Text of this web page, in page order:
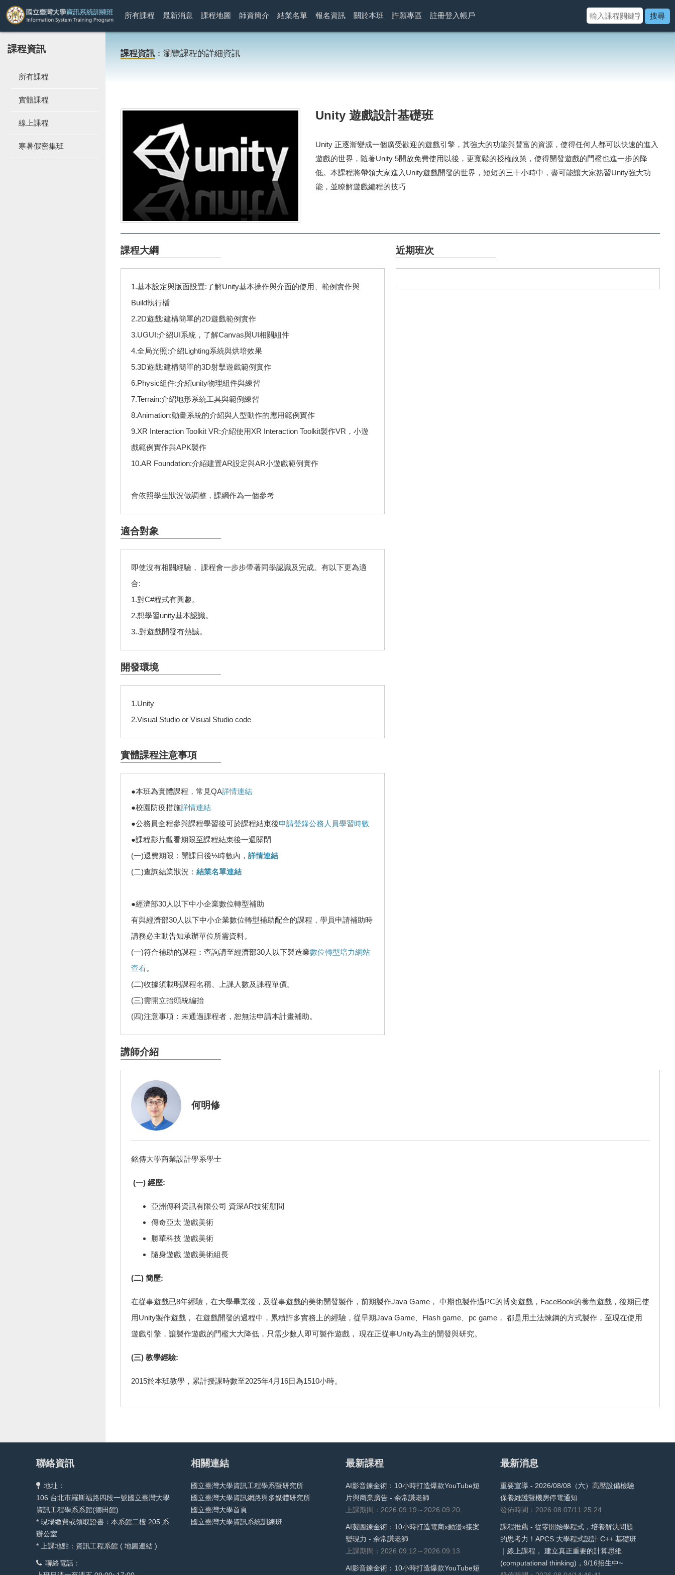
所有課程 最新消息 課程地圖 師資簡介 結業名單 報名資訊 關於本班 許願專區 註冊登入帳戶 搜尋
課程資訊
所有課程
實體課程
線上課程
寒暑假密集班
課程資訊 ：瀏覽課程的詳細資訊
Unity 遊戲設計基礎班
Unity 正逐漸變成一個廣受歡迎的遊戲引擎，其強大的功能與豐富的資源，使得任何人都可以快速的進入
遊戲的世界，隨著Unity 5開放免費使用以後，更寬鬆的授權政策，使得開發遊戲的門檻也進一步的降
低。本課程將帶領大家進入Unity遊戲開發的世界，短短的三十小時中，盡可能讓大家熟習Unity強大功
能，並瞭解遊戲編程的技巧
課程大綱
1.基本設定與版面設置:了解Unity基本操作與介面的使用、範例實作與
Build執行檔
2.2D遊戲:建構簡單的2D遊戲範例實作
3.UGUI:介紹UI系統，了解Canvas與UI相關組件
4.全局光照:介紹Lighting系統與烘培效果
5.3D遊戲:建構簡單的3D射擊遊戲範例實作
6.Physic組件:介紹unity物理組件與練習
7.Terrain:介紹地形系統工具與範例練習
8.Animation:動畫系統的介紹與人型動作的應用範例實作
9.XR Interaction Toolkit VR:介紹使用XR Interaction Toolkit製作VR，小遊
戲範例實作與APK製作
10.AR Foundation:介紹建置AR設定與AR小遊戲範例實作
會依照學生狀況做調整，課綱作為一個參考
適合對象
即使沒有相關經驗， 課程會一步步帶著同學認識及完成。有以下更為適
合:
1.對C#程式有興趣。
2.想學習unity基本認識。
3..對遊戲開發有熱誠。
開發環境
1.Unity
2.Visual Studio or Visual Studio code
實體課程注意事項
●本班為實體課程，常見QA詳情連結
●校園防疫措施詳情連結
●公務員全程參與課程學習後可於課程結束後申請登錄公務人員學習時數
●課程影片觀看期限至課程結束後一週關閉
(一)退費期限：開課日後⅓時數內， 詳情連結
(二)查詢結業狀況： 結業名單連結
●經濟部30人以下中小企業數位轉型補助
有與經濟部30人以下中小企業數位轉型補助配合的課程，學員申請補助時
請務必主動告知承辦單位所需資料。
(一)符合補助的課程：查詢請至經濟部30人以下製造業數位轉型培力網站
查看。
(二)收據須載明課程名稱、上課人數及課程單價。
(三)需開立抬頭統編抬
(四)注意事項：未通過課程者，恕無法申請本計畫補助。
近期班次
講師介紹
何明修
銘傳大學商業設計學系學士
(一) 經歷:
亞洲傳科資訊有限公司 資深AR技術顧問
傳奇亞太 遊戲美術
勝華科技 遊戲美術
隨身遊戲 遊戲美術組長
(二) 簡歷:
在從事遊戲已8年經驗，在大學畢業後，及從事遊戲的美術開發製作，前期製作Java Game， 中期也製作過PC的博奕遊戲，FaceBook的養魚遊戲，後期已使
用Unity製作遊戲， 在遊戲開發的過程中，累積許多實務上的經驗，從早期Java Game、Flash game、pc game， 都是用土法煉鋼的方式製作，至現在使用
遊戲引擎，讓製作遊戲的門檻大大降低，只需少數人即可製作遊戲， 現在正從事Unity為主的開發與研究。
(三) 教學經驗:
2015於本班教學，累計授課時數至2025年4月16日為1510小時。
聯絡資訊
地址：
106 台北市羅斯福路四段一號國立臺灣大學
資訊工程學系系館(德田館)
* 現場繳費或領取證書：本系館二樓 205 系
辦公室
* 上課地點：資訊工程系館 ( 地圖連結 )
聯絡電話：
相關連結
國立臺灣大學資訊工程學系暨研究所
國立臺灣大學資訊網路與多媒體研究所
國立臺灣大學首頁
國立臺灣大學資訊系統訓練班
最新課程
AI影音鍊金術：10小時打造爆款YouTube短
片與商業廣告 - 余常謙老師
上課期間：2026.09.19～2026.09.20
AI製圖鍊金術：10小時打造電商x動漫x接案
變現力 - 余常謙老師
上課期間：2026.09.12～2026.09.13
AI影音鍊金術：10小時打造爆款YouTube短
最新消息
重要宣導 - 2026/08/08（六）高壓設備檢驗
保養維護暨機房停電通知
發佈時間：2026.08.07/11:25:24
課程推薦 - 從零開始學程式，培養解決問題
的思考力！APCS 大學程式設計 C++ 基礎班
｜線上課程， 建立真正重要的計算思維
(computational thinking)，9/16招生中~